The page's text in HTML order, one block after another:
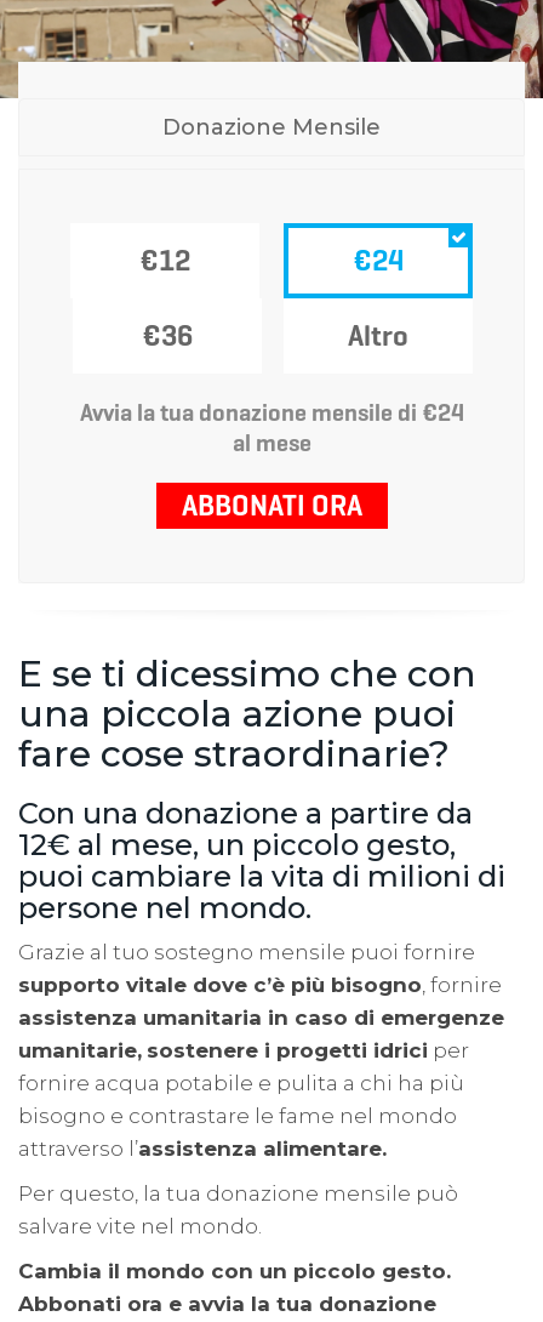
Donazione Mensile
€12 €24
€36 Altro
Avvia la tua donazione mensile di €24
al mese
ABBONATI ORA
E se ti dicessimo che con
una piccola azione puoi
fare cose straordinarie?
Con una donazione a partire da
12€ al mese, un piccolo gesto,
puoi cambiare la vita di milioni di
persone nel mondo.
Grazie al tuo sostegno mensile puoi fornire
supporto vitale dove c’è più bisogno , fornire
assistenza umanitaria in caso di emergenze
umanitarie, sostenere i progetti idrici per
fornire acqua potabile e pulita a chi ha più
bisogno e contrastare le fame nel mondo
attraverso l’assistenza alimentare.
Per questo, la tua donazione mensile può
salvare vite nel mondo.
Cambia il mondo con un piccolo gesto.
Abbonati ora e avvia la tua donazione